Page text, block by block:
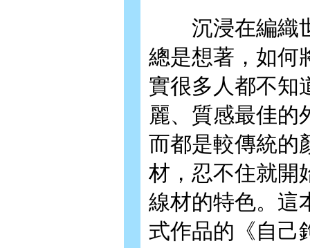
沉浸在編織世
總是想著，如何
實很多人都不知
麗、質感最佳的
而都是較傳統的
材，忍不住就開
線材的特色。這
式作品的《自己